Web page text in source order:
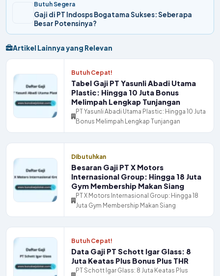
Butuh Segera
Gaji di PT Indosps Bogatama Sukses: Seberapa
Besar Potensinya?
Artikel Lainnya yang Relevan
Butuh Cepat!
Tabel Gaji PT Yasunli Abadi Utama
Plastic: Hingga 10 Juta Bonus
Melimpah Lengkap Tunjangan
PT Yasunli Abadi Utama Plastic: Hingga 10 Juta
Bonus Melimpah Lengkap Tunjangan
Dibutuhkan
Besaran Gaji PT X Motors
Internasional Group: Hingga 18 Juta
Gym Membership Makan Siang
PT X Motors Internasional Group: Hingga 18
Juta Gym Membership Makan Siang
Butuh Cepat!
Data Gaji PT Schott Igar Glass: 8
Juta Keatas Plus Bonus Plus THR
PT Schott Igar Glass: 8 Juta Keatas Plus